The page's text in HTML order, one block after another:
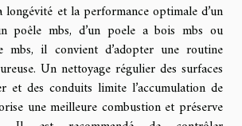
et la performance optimale d’un
poêle mbs, d’un poele a bois mbs ou
mbs, il convient d’adopter une routine
Un nettoyage régulier des surfaces
et des conduits limite l’accumulation de
une meilleure combustion et préserve